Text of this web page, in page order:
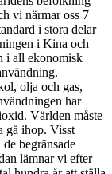
vi närmar oss 7
i stora delar
i Kina och
i all ekonomisk
olja och gas,
har
Världen måste
gå ihop. Visst
begränsade
lämnar vi efter